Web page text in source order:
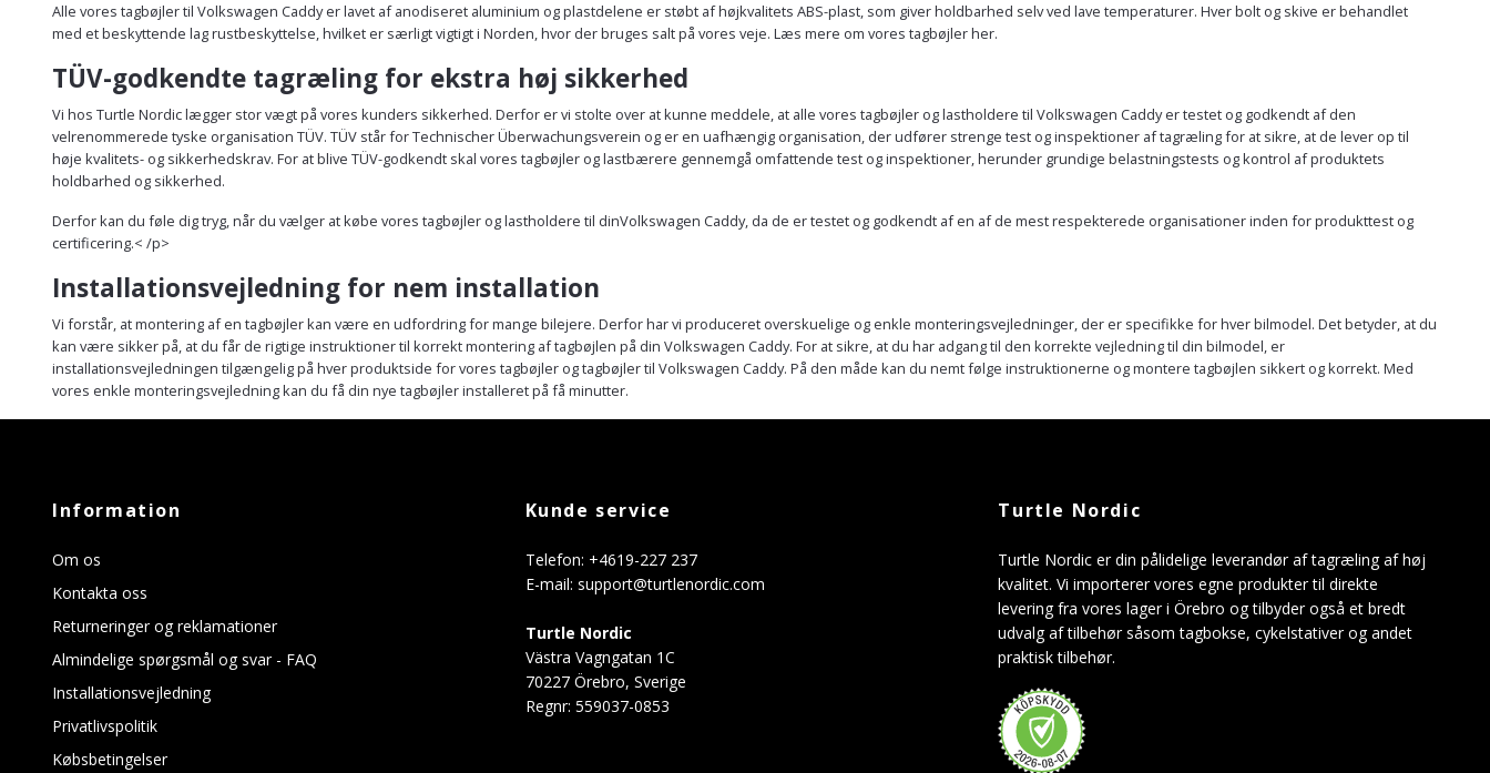
Alle vores tagbøjler til Volkswagen Caddy er lavet af anodiseret aluminium og plastdelene er støbt af højkvalitets ABS-plast, som giver holdbarhed selv ved lave temperaturer. Hver bolt og skive er behandlet
med et beskyttende lag rustbeskyttelse, hvilket er særligt vigtigt i Norden, hvor der bruges salt på vores veje. Læs mere om vores tagbøjler her.
TÜV-godkendte tagræling for ekstra høj sikkerhed
Vi hos Turtle Nordic lægger stor vægt på vores kunders sikkerhed. Derfor er vi stolte over at kunne meddele, at alle vores tagbøjler og lastholdere til Volkswagen Caddy er testet og godkendt af den
velrenommerede tyske organisation TÜV. TÜV står for Technischer Überwachungsverein og er en uafhængig organisation, der udfører strenge test og inspektioner af tagræling for at sikre, at de lever op til
høje kvalitets- og sikkerhedskrav. For at blive TÜV-godkendt skal vores tagbøjler og lastbærere gennemgå omfattende test og inspektioner, herunder grundige belastningstests og kontrol af produktets
holdbarhed og sikkerhed.
Derfor kan du føle dig tryg, når du vælger at købe vores tagbøjler og lastholdere til dinVolkswagen Caddy, da de er testet og godkendt af en af de mest respekterede organisationer inden for produkttest og
certificering.< /p>
Installationsvejledning for nem installation
Vi forstår, at montering af en tagbøjler kan være en udfordring for mange bilejere. Derfor har vi produceret overskuelige og enkle monteringsvejledninger, der er specifikke for hver bilmodel. Det betyder, at du
kan være sikker på, at du får de rigtige instruktioner til korrekt montering af tagbøjlen på din Volkswagen Caddy. For at sikre, at du har adgang til den korrekte vejledning til din bilmodel, er
installationsvejledningen tilgængelig på hver produktside for vores tagbøjler og tagbøjler til Volkswagen Caddy. På den måde kan du nemt følge instruktionerne og montere tagbøjlen sikkert og korrekt. Med
vores enkle monteringsvejledning kan du få din nye tagbøjler installeret på få minutter.
Information
Om os
Kontakta oss
Returneringer og reklamationer
Almindelige spørgsmål og svar - FAQ
Installationsvejledning
Privatlivspolitik
Købsbetingelser
Kunde service
Telefon: +4619-227 237
E-mail: support@turtlenordic.com
Turtle Nordic
Västra Vagngatan 1C
70227 Örebro, Sverige
Regnr: 559037-0853
Turtle Nordic
Turtle Nordic er din pålidelige leverandør af tagræling af høj
kvalitet. Vi importerer vores egne produkter til direkte
levering fra vores lager i Örebro og tilbyder også et bredt
udvalg af tilbehør såsom tagbokse, cykelstativer og andet
praktisk tilbehør.